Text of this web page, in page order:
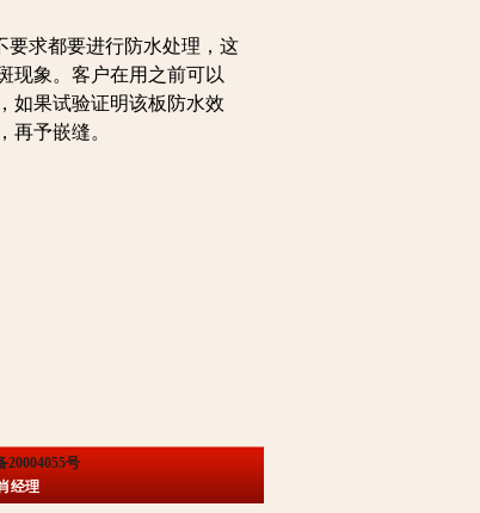
求都要进行防水处理，这
现象。客户在用之前可以
如果试验证明该板防水效
再予嵌缝。
20004055号
经理